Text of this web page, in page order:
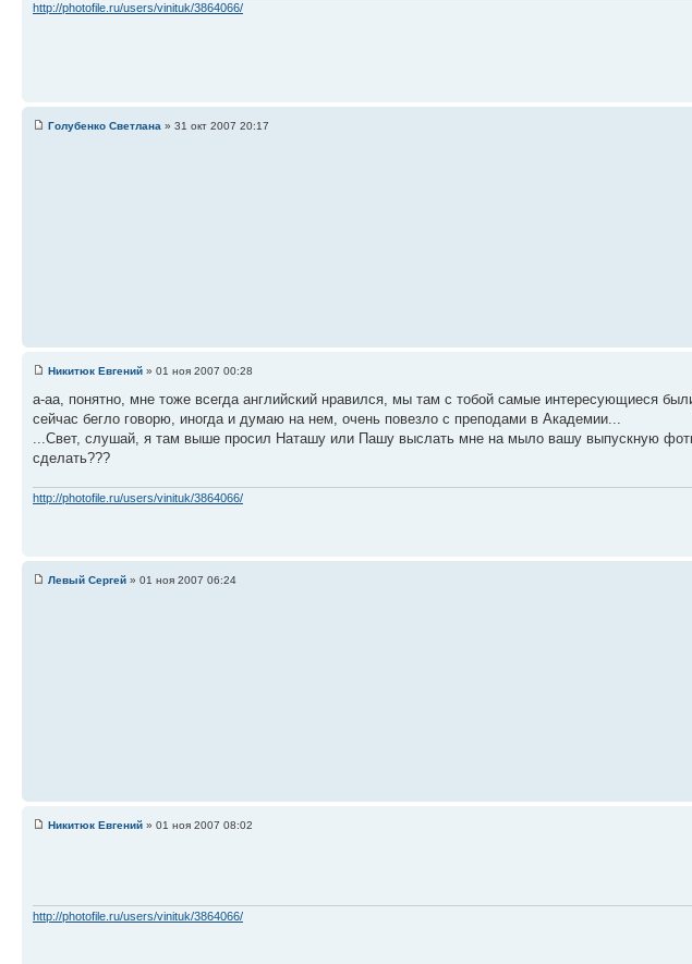
http://photofile.ru/users/vinituk/3864066/
Голубенко Светлана » 31 окт 2007 20:17
Никитюк Евгений » 01 ноя 2007 00:28
а-аа, понятно, мне тоже всегда английский нравился, мы там с тобой самые интересующиеся
сейчас бегло говорю, иногда и думаю на нем, очень повезло с преподами в Академии...
...Свет, слушай, я там выше просил Наташу или Пашу выслать мне на мыло вашу выпускную
сделать???
http://photofile.ru/users/vinituk/3864066/
Левый Сергей » 01 ноя 2007 06:24
Никитюк Евгений » 01 ноя 2007 08:02
http://photofile.ru/users/vinituk/3864066/